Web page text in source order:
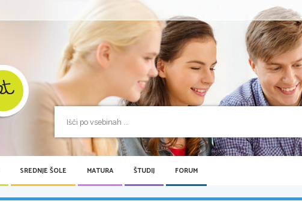
SREDNJE ŠOLE MATURA ŠTUDIJ FORUM